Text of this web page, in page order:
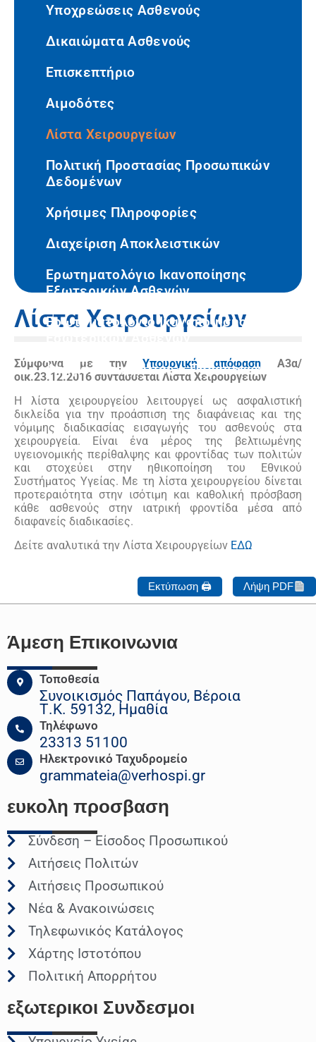
Υποχρεώσεις Ασθενούς
Δικαιώματα Ασθενούς
Επισκεπτήριο
Αιμοδότες
Λίστα Χειρουργείων
Πολιτική Προστασίας Προσωπικών
Δεδομένων
Χρήσιμες Πληροφορίες
Διαχείριση Αποκλειστικών
Ερωτηματολόγιο Ικανοποίησης
Εξωτερικών Ασθενών
Ερωτηματολόγιο Ικανοποίησης
Φόρμα Καταγγελίας – Παραπόνων
Λίστα Χειρουργείων
Σύμφωνα με τηνΥπουργική απόφαση Α3α/
οικ.23.12.2016 συντάσσεται Λίστα Χειρουργείων
Η λίστα χειρουργείου λειτουργεί ως ασφαλιστική
δικλείδα για την προάσπιση της διαφάνειας και της
νόμιμης διαδικασίας εισαγωγής του ασθενούς στα
χειρουργεία. Είναι ένα μέρος της βελτιωμένης
υγειονομικής περίθαλψης και φροντίδας των πολιτών
και στοχεύει στην ηθικοποίηση του Εθνικού
Συστήματος Υγείας. Με τη λίστα χειρουργείου δίνεται
προτεραιότητα στην ισότιμη και καθολική πρόσβαση
κάθε ασθενούς στην ιατρική φροντίδα μέσα από
διαφανείς διαδικασίες.
Δείτε αναλυτικά την Λίστα Χειρουργείων ΕΔΩ
Εκτύπωση 🖨 Λήψη PDF
Άμεση Επικοινωνια
Τοποθεσία
Συνοικισμός Παπάγου, Βέροια
Τ.Κ. 59132, Ημαθία
Τηλέφωνο
23313 51100
Ηλεκτρονικό Ταχυδρομείο
grammateia@verhospi.gr
ευκολη προσβαση
Σύνδεση – Είσοδος Προσωπικού
Αιτήσεις Πολιτών
Αιτήσεις Προσωπικού
Νέα & Ανακοινώσεις
Τηλεφωνικός Κατάλογος
Χάρτης Ιστοτόπου
Πολιτική Απορρήτου
εξωτερικοι Συνδεσμοι